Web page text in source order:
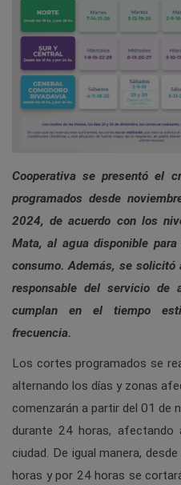
Cooperativa se presentó el
programados desde
2024, de acuerdo con los
Mata, al agua disponible
consumo. Además, se
responsable del servicio de
cumplan en el tiempo
frecuencia.
Los cortes programados se
alternando los días y zonas
comenzarán a partir del 01 de
durante 24 horas,
ciudad. De igual manera,
horas y por 24 horas se